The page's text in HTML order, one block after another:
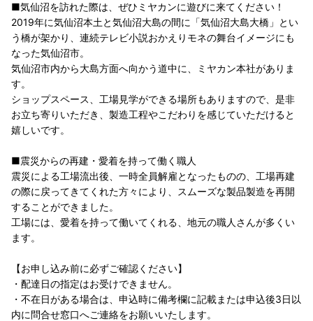
■気仙沼を訪れた際は、ぜひミヤカンに遊びに来てください！
2019年に気仙沼本土と気仙沼大島の間に「気仙沼大島大橋」とい
う橋が架かり、連続テレビ小説おかえりモネの舞台イメージにも
なった気仙沼市。
気仙沼市内から大島方面へ向かう道中に、ミヤカン本社がありま
す。
ショップスペース、工場見学ができる場所もありますので、是非
お立ち寄りいただき、製造工程やこだわりを感じていただけると
嬉しいです。
■震災からの再建・愛着を持って働く職人
震災による工場流出後、一時全員解雇となったものの、工場再建
の際に戻ってきてくれた方々により、スムーズな製品製造を再開
することができました。
工場には、愛着を持って働いてくれる、地元の職人さんが多くい
ます。
【お申し込み前に必ずご確認ください】
・配達日の指定はお受けできません。
・不在日がある場合は、申込時に備考欄に記載または申込後3日以
内に問合せ窓口へご連絡をお願いいたします。